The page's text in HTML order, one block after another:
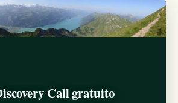
Call gratuito